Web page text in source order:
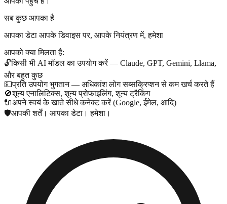
सब कुछ आपका है
आपका डेटा आपके डिवाइस पर, आपके नियंत्रण में, हमेशा
आपको क्या मिलता है:
🔓किसी भी AI मॉडल का उपयोग करें — Claude, GPT, Gemini, Llama,
और बहुत कुछ
💵प्रति उपयोग भुगतान — अधिकांश लोग सब्सक्रिप्शन से कम खर्च करते हैं
🚫शून्य एनालिटिक्स, शून्य प्रोफाइलिंग, शून्य ट्रैकिंग
🔌अपने स्वयं के खाते सीधे कनेक्ट करें (Google, ईमेल, आदि)
🛡️आपकी शर्तें। आपका डेटा। हमेशा।